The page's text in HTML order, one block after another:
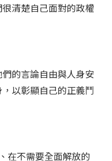
清楚自己面對的政權
的言論自由與人身安
以彰顯自己的正義鬥
在不需要全面解放的